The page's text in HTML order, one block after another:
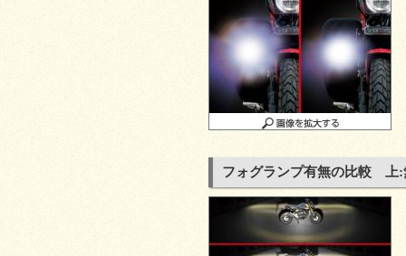
フォグランプ有無の比較 上: